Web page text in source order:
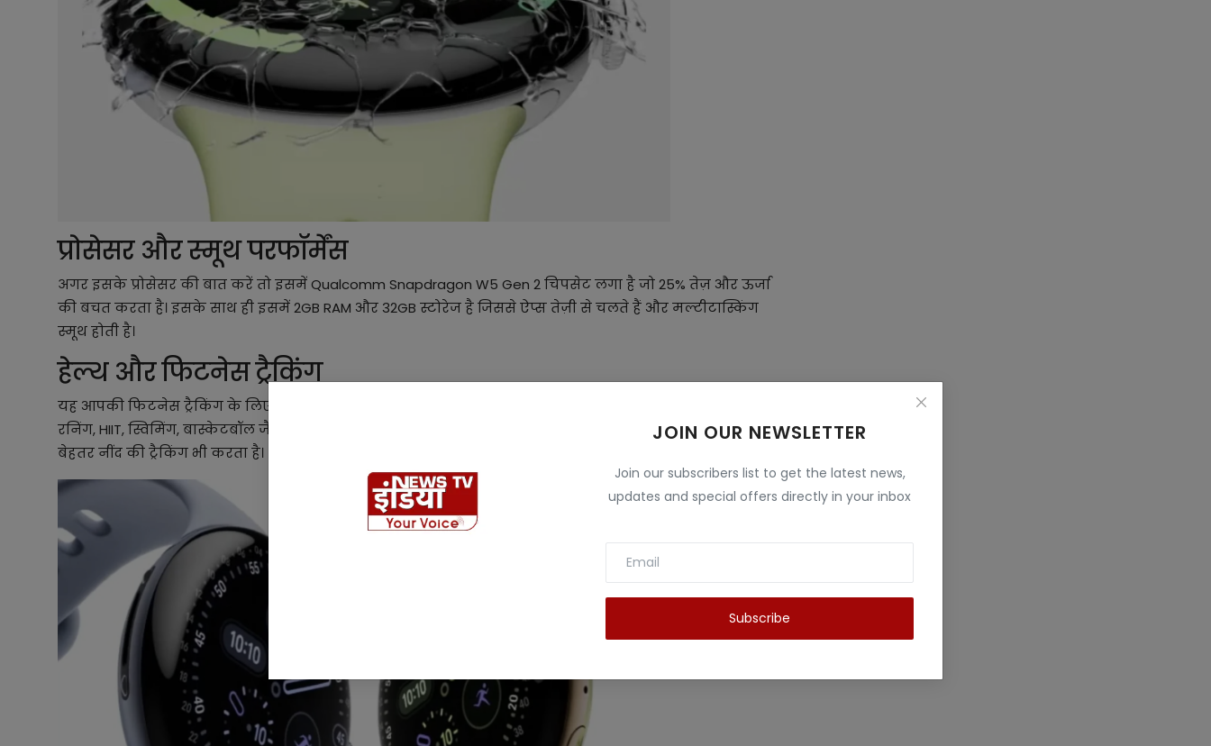
JOIN OUR NEWSLETTER
Join our subscribers list to get the latest news,
updates and special offers directly in your inbox
Subscribe
प्रोसेसर और स्मूथ परफॉर्मेंस
अगर इसके प्रोसेसर की बात करें तो इसमें Qualcomm Snapdragon W5 Gen 2 चिपसेट लगा है जो 25% तेज़ और ऊर्जा
की बचत करता है। इसके साथ ही इसमें 2GB RAM और 32GB स्टोरेज है जिससे ऐप्स तेज़ी से चलते हैं और मल्टीटास्किंग
स्मूथ होती है।
हेल्थ और फिटनेस ट्रैकिंग
यह आपकी फिटनेस ट्रैकिंग के लिए काफी बेस्ट साबित होगा क्योंकि Pixel Watch 4 में 40+ वर्कआउट मोड्स हैं जिनमें
रनिंग, HIIT, स्विमिंग, बास्केटबॉल जैसी एक्सरसाइज शामिल हैं। यह हार्ट रेट, स्पो2, स्किन टेम्परेचर और ECG के अलावा
बेहतर नींद की ट्रैकिंग भी करता है।